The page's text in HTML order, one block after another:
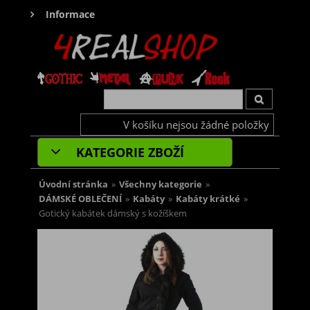
Informace
V košíku nejsou žádné položky
KATEGORIE ZBOŽÍ
Úvodní stránka » Všechny kategorie »
DÁMSKÉ OBLEČENÍ » Kabáty » Kabáty krátké »
Gotický kabátek dámský s kožíškem